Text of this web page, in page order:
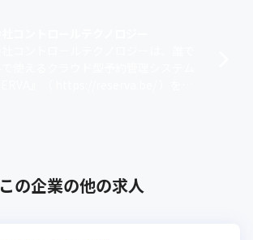
この企業の他の求人